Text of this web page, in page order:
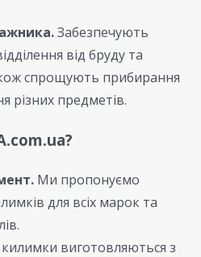
Забезпечують
від бруду та
спрощують прибирання
різних предметів.
Ми пропонуємо
для всіх марок та
килимки виготовляються з